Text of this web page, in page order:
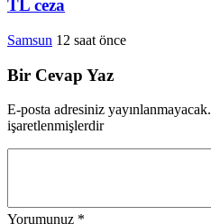
TL ceza
Samsun 12 saat önce
Bir Cevap Yaz
E-posta adresiniz yayınlanmayacak.
işaretlenmişlerdir
Yorumunuz *